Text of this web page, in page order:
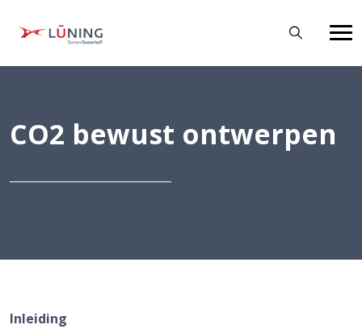
CO2 bewust ontwerpen
Inleiding